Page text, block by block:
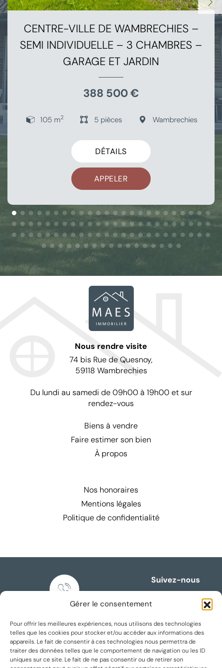
Gérer le consentement
Pour offrir les meilleures expériences, nous utilisons des technologies
telles que les cookies pour stocker et/ou accéder aux informations des
appareils. Le fait de consentir à ces technologies nous permettra de
traiter des données telles que le comportement de navigation ou les ID
uniques sur ce site. Le fait de ne pas consentir ou de retirer son
CENTRE-VILLE DE WAMBRECHIES –
SEMI INDIVIDUELLE – 3 CHAMBRES –
GARAGE ET JARDIN
388 500 €
105 m2 5 pièces Wambrechies
DÉTAILS
APPELER
Nous rendre visite
74 bis Rue de Quesnoy,
59118 Wambrechies
Du lundi au samedi de 09h00 à 19h00 et sur
rendez-vous
Biens à vendre
Faire estimer son bien
À propos
Nos honoraires
Mentions légales
Politique de confidentialité
Nous appeler
+33 3 74 69 05 57
Suivez-nous